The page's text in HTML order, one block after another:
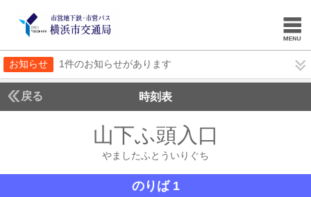
お知らせ 1件のお知らせがあります
戻る 時刻表
山下ふ頭入口
やましたふとういりぐち
のりば 1